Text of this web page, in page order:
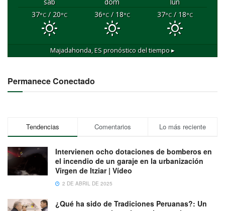
37°C/ 20°C 36°C/ 18°C 37°C/ 18°C
Majadahonda, ESpronóstico del tiempo ▸
Permanece Conectado
Tendencias Comentarios Lo más reciente
Intervienen ocho dotaciones de bomberos en
el incendio de un garaje en la urbanización
Virgen de Itziar | Vídeo
2 DE ABRIL DE 2025
¿Qué ha sido de Tradiciones Peruanas?: Un